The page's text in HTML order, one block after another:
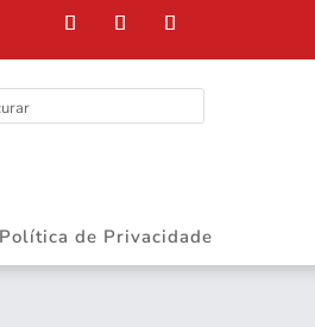
Política de Privacidade